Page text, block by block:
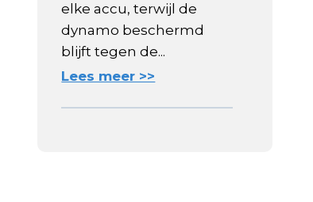
elke accu, terwijl de
dynamo beschermd
blijft tegen de...
Lees meer >>